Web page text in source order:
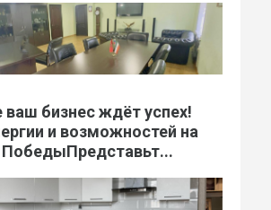
ваш бизнес ждёт успех!
и возможностей на
ПобедыПредставьт...